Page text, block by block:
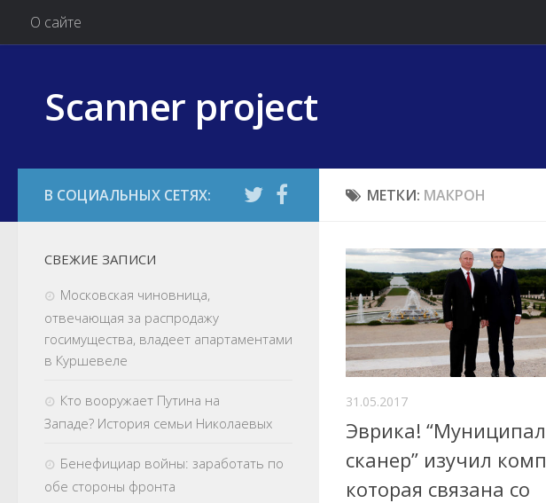
О сайте
Scanner project
МЕТКИ: МАКРОН
31.05.2017
Эврика!
сканер” изучил
которая связана со
СВЕЖИЕ ЗАПИСИ
Московская чиновница,
отвечающая за распродажу
госимущества, владеет апартаментами
в Куршевеле
Кто вооружает Путина на
Западе? История семьи Николаевых
Бенефициар войны: заработать по
обе стороны фронта